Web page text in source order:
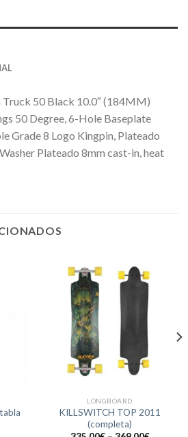
Truck 50 Black 10.0″ (184MM)
50 Degree, 6-Hole Baseplate
Grade 8 Logo Kingpin, Plateado
Plateado 8mm cast-in, heat
LONGBOARD
KILLSWITCH TOP 2011
(completa)